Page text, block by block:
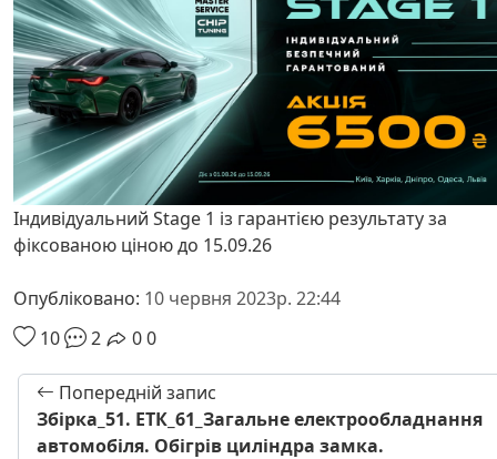
Індивідуальний Stage 1 із гарантією результату за
фіксованою ціною до 15.09.26
Опубліковано: 10 червня 2023р. 22:44
10
2 00
Попередній запис
Збірка_51. ЕТК_61_Загальне електрообладнання
автомобіля. Обігрів циліндра замка.